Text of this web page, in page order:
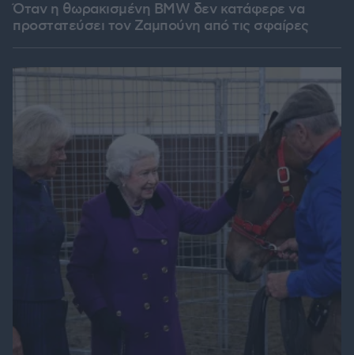
Όταν η θωρακισμένη BMW δεν κατάφερε να
προστατεύσει τον Ζαμπούνη από τις σφαίρες